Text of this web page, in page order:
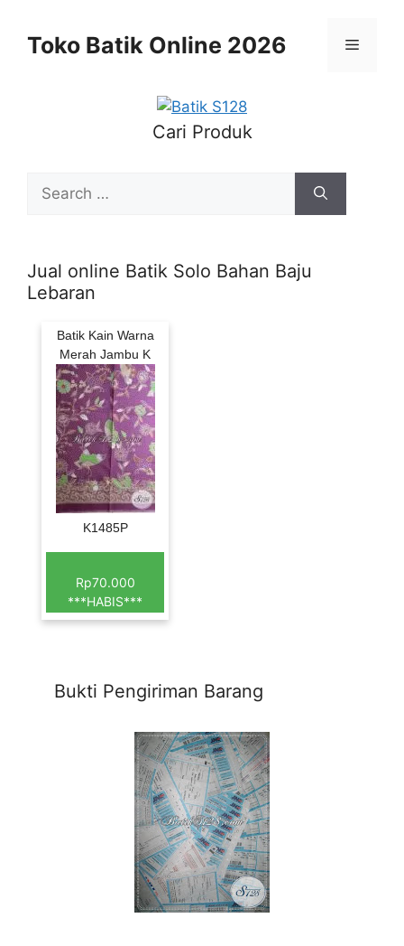
contentToko Batik Online 2026 Menu
Cari Produk
for:
Jual online Batik Solo Bahan Baju
Lebaran
Batik Kain Warna
Merah Jambu K
K1485P
Rp70.000
***HABIS***
Bukti Pengiriman Barang